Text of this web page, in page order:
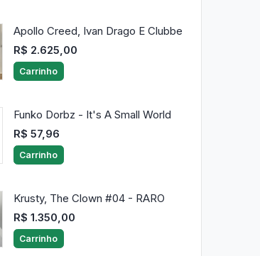
Apollo Creed, Ivan Drago E Clubbe
R$ 2.625,00
Carrinho
Funko Dorbz - It's A Small World
R$ 57,96
Carrinho
Krusty, The Clown #04 - RARO
R$ 1.350,00
Carrinho